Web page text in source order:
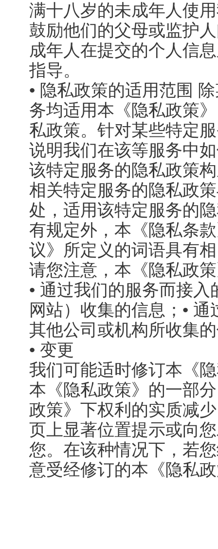
满十八岁的未成年人使
鼓励他们的父母或监护
成年人在提交的个人信
指导。
• 隐私政策的适用范围
务均适用本《隐私政策
私政策。针对某些特定
说明我们在该等服务中
该特定服务的隐私政策
相关特定服务的隐私政
处，适用该特定服务的
有规定外，本《隐私条
议》所定义的词语具有
请您注意，本《隐私政
• 通过我们的服务而接
网站）收集的信息；•
其他公司或机构所收集
• 变更
我们可能适时修订本《
本《隐私政策》的一部
政策》下权利的实质减
页上显著位置提示或向
您。在该种情况下，若
意受经修订的本《隐私